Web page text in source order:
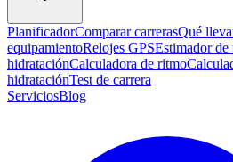
PlanificadorComparar carrerasQué
equipamientoRelojes GPSEstimador de
hidrataciónCalculadora de ritmo
hidrataciónTest de carrera
ServiciosBlog